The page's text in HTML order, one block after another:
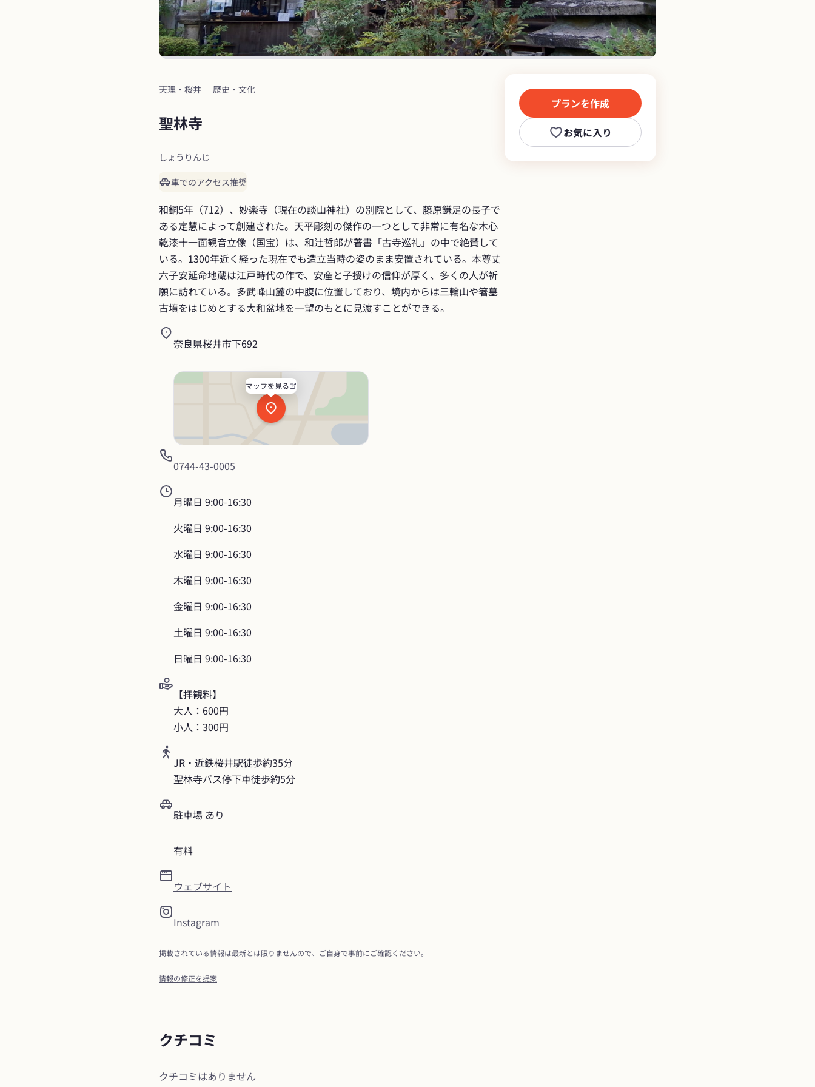
天理・桜井 歴史・文化
聖林寺
しょうりんじ
車でのアクセス推奨
和銅5年（712）、妙楽寺（現在の談山神社）の別院として、藤原鎌足の長子で
ある定慧によって創建された。天平彫刻の傑作の一つとして非常に有名な木心
乾漆十一面観音立像（国宝）は、和辻哲郎が著書「古寺巡礼」の中で絶賛して
いる。1300年近く経った現在でも造立当時の姿のまま安置されている。本尊丈
六子安延命地蔵は江戸時代の作で、安産と子授けの信仰が厚く、多くの人が祈
願に訪れている。多武峰山麓の中腹に位置しており、境内からは三輪山や箸墓
古墳をはじめとする大和盆地を一望のもとに見渡すことができる。
奈良県桜井市下692
マップを見る
0744-43-0005
月曜日 9:00-16:30
火曜日 9:00-16:30
水曜日 9:00-16:30
木曜日 9:00-16:30
金曜日 9:00-16:30
土曜日 9:00-16:30
日曜日 9:00-16:30
【拝観料】
大人：600円
小人：300円
JR・近鉄桜井駅徒歩約35分
聖林寺バス停下車徒歩約5分
駐車場 あり
有料
ウェブサイト
Instagram
掲載されている情報は最新とは限りませんので、ご自身で事前にご確認ください。
情報の修正を提案
プランを作成
お気に入り
クチコミ
クチコミはありません